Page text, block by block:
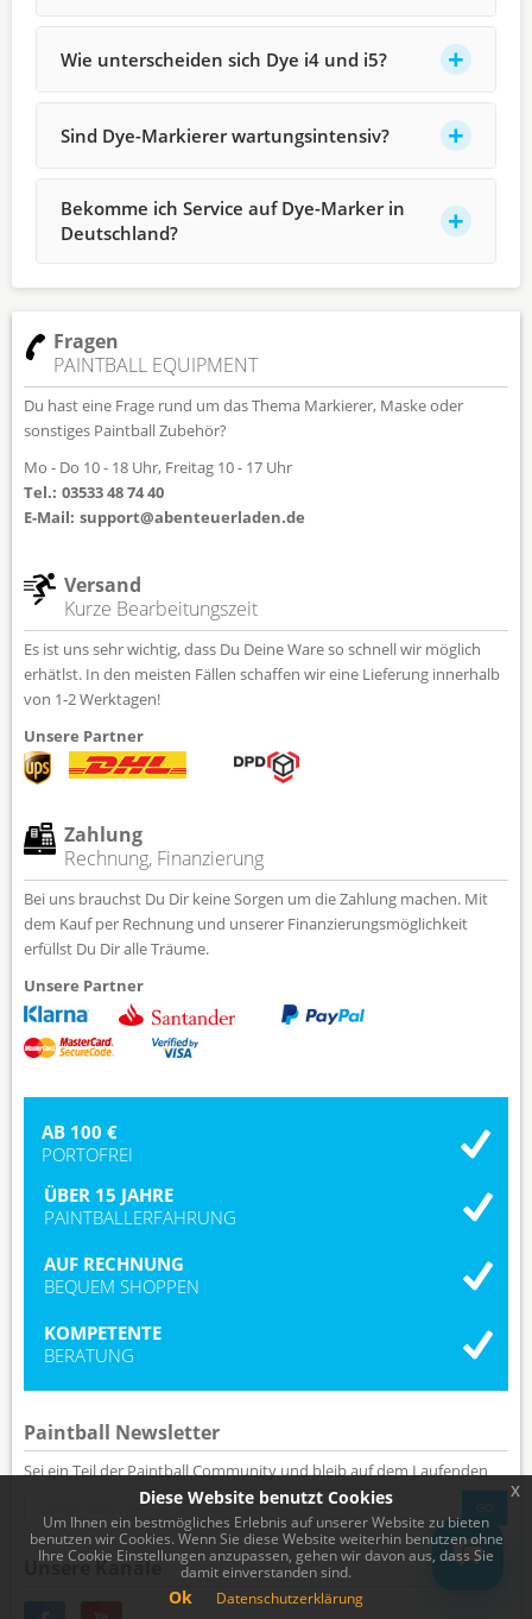
Wie unterscheiden sich Dye i4 und i5?
Sind Dye-Markierer wartungsintensiv?
Bekomme ich Service auf Dye-Marker in
Deutschland?
Fragen
PAINTBALL EQUIPMENT
Du hast eine Frage rund um das Thema Markierer, Maske oder
sonstiges Paintball Zubehör?
Mo - Do 10 - 18 Uhr, Freitag 10 - 17 Uhr
Tel.: 03533 48 74 40
E-Mail: support@abenteuerladen.de
Versand
Kurze Bearbeitungszeit
Es ist uns sehr wichtig, dass Du Deine Ware so schnell wir möglich
erhätlst. In den meisten Fällen schaffen wir eine Lieferung innerhalb
von 1-2 Werktagen!
Unsere Partner
Zahlung
Rechnung, Finanzierung
Bei uns brauchst Du Dir keine Sorgen um die Zahlung machen. Mit
dem Kauf per Rechnung und unserer Finanzierungsmöglichkeit
erfüllst Du Dir alle Träume.
Unsere Partner
AB 100 €
PORTOFREI
ÜBER 15 JAHRE
PAINTBALLERFAHRUNG
AUF RECHNUNG
BEQUEM SHOPPEN
KOMPETENTE
BERATUNG
Paintball Newsletter
Sei ein Teil der Paintball Community und bleib auf dem Laufenden
Unsere Kanäle
Diese Website benutzt Cookies
Um Ihnen ein bestmögliches Erlebnis auf unserer Website zu bieten
benutzen wir Cookies. Wenn Sie diese Website weiterhin benutzen ohne
Ihre Cookie Einstellungen anzupassen, gehen wir davon aus, dass Sie
damit einverstanden sind.
Ok Datenschutzerklärung
x